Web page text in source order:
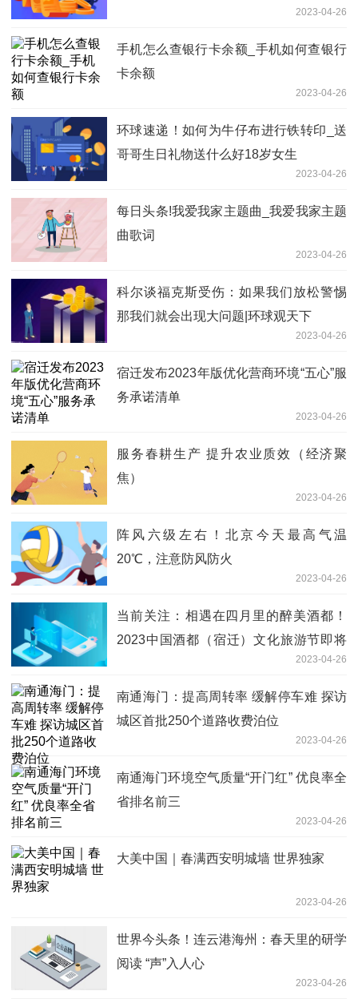
2023-04-26
手机怎么查银行卡余额_手机如何查银行
卡余额
2023-04-26
环球速递！如何为牛仔布进行铁转印_送
哥哥生日礼物送什么好18岁女生
2023-04-26
每日头条!我爱我家主题曲_我爱我家主题
曲歌词
2023-04-26
科尔谈福克斯受伤：如果我们放松警惕
那我们就会出现大问题|环球观天下
2023-04-26
宿迁发布2023年版优化营商环境“五心”服
务承诺清单
2023-04-26
服务春耕生产 提升农业质效（经济聚
焦）
2023-04-26
阵风六级左右！北京今天最高气温
20℃，注意防风防火
2023-04-26
当前关注：​相遇在四月里的醉美酒都！
2023中国酒都（宿迁）文化旅游节即将
2023-04-26
南通海门：提高周转率 缓解停车难 探访
城区首批250个道路收费泊位
2023-04-26
南通海门环境空气质量“开门红” 优良率全
省排名前三
2023-04-26
大美中国｜春满西安明城墙 世界独家
2023-04-26
世界今头条！连云港海州：春天里的研学
阅读 “声”入人心
2023-04-26